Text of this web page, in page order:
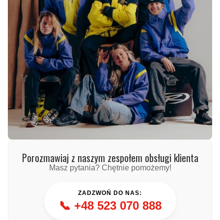
Porozmawiaj z naszym zespołem obsługi klienta
Masz pytania? Chętnie pomożemy!
ZADZWOŃ DO NAS:
📞 +48 523 070 888